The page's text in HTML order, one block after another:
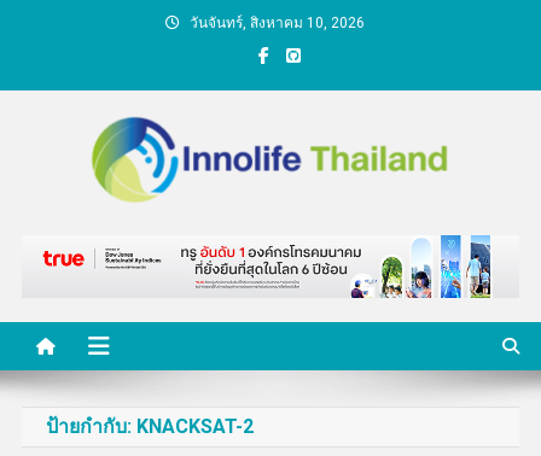
วันจันทร์, สิงหาคม 10, 2026
คนกับความคิด ชีวิตกับ
นวัตกรรม
ป้ายกำกับ: KNACKSAT-2